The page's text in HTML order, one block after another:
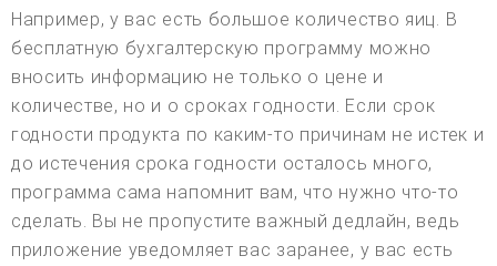
Например, у вас есть большое количество яиц. В
бесплатную бухгалтерскую программу можно
вносить информацию не только о цене и
количестве, но и о сроках годности. Если срок
годности продукта по каким-то причинам не истек и
до истечения срока годности осталось много,
программа сама напомнит вам, что нужно что-то
сделать. Вы не пропустите важный дедлайн, ведь
приложение уведомляет вас заранее, у вас есть